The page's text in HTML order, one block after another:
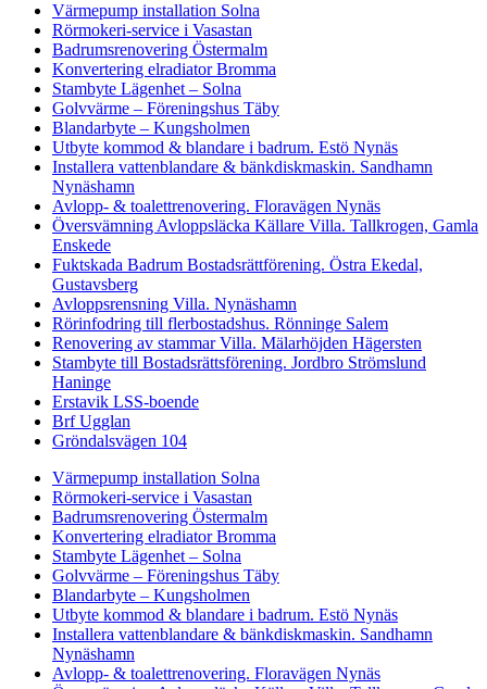
Värmepump installation Solna
Rörmokeri-service i Vasastan
Badrumsrenovering Östermalm
Konvertering elradiator Bromma
Stambyte Lägenhet – Solna
Golvvärme – Föreningshus Täby
Blandarbyte – Kungsholmen
Utbyte kommod & blandare i badrum. Estö Nynäs
Installera vattenblandare & bänkdiskmaskin. Sandhamn
Nynäshamn
Avlopp- & toalettrenovering. Floravägen Nynäs
Översvämning Avloppsläcka Källare Villa. Tallkrogen, Gamla
Enskede
Fuktskada Badrum Bostadsrättförening. Östra Ekedal,
Gustavsberg
Avloppsrensning Villa. Nynäshamn
Rörinfodring till flerbostadshus. Rönninge Salem
Renovering av stammar Villa. Mälarhöjden Hägersten
Stambyte till Bostadsrättsförening. Jordbro Strömslund
Haninge
Erstavik LSS-boende
Brf Ugglan
Gröndalsvägen 104
Värmepump installation Solna
Rörmokeri-service i Vasastan
Badrumsrenovering Östermalm
Konvertering elradiator Bromma
Stambyte Lägenhet – Solna
Golvvärme – Föreningshus Täby
Blandarbyte – Kungsholmen
Utbyte kommod & blandare i badrum. Estö Nynäs
Installera vattenblandare & bänkdiskmaskin. Sandhamn
Nynäshamn
Avlopp- & toalettrenovering. Floravägen Nynäs